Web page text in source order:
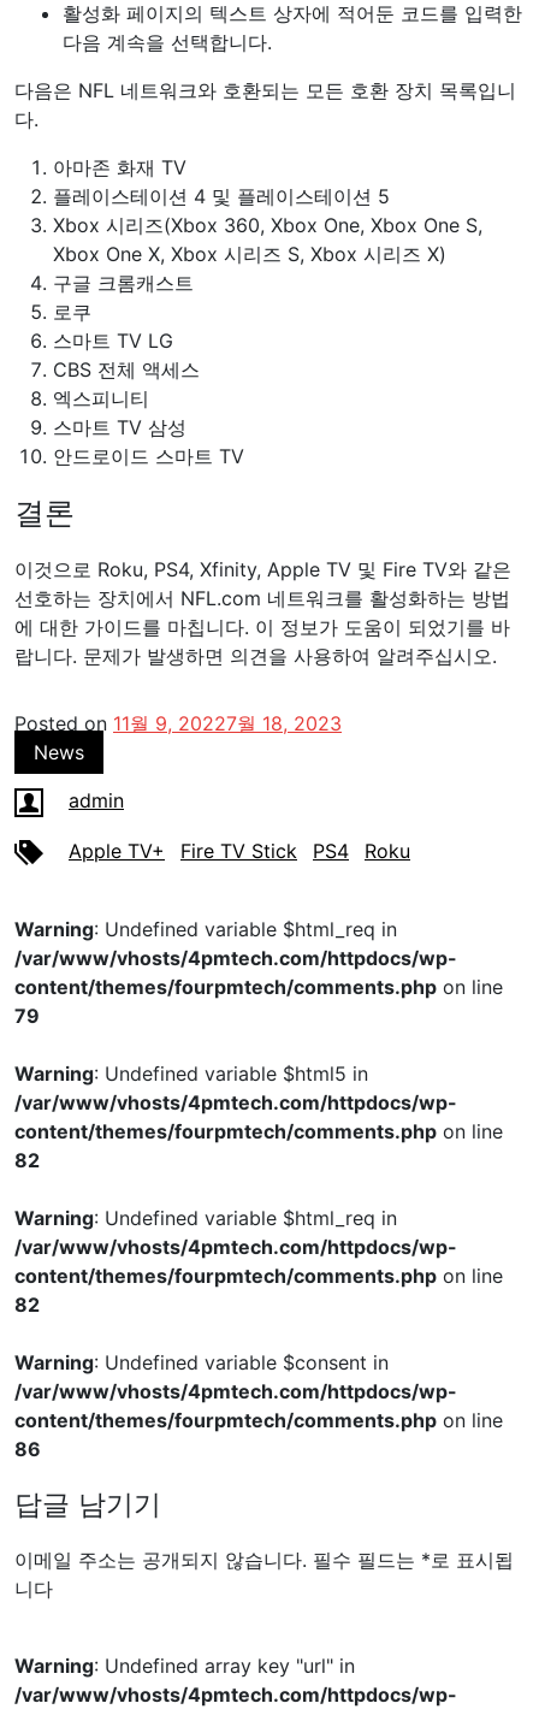
활성화 페이지의 텍스트 상자에 적어둔 코드를 입력한
다음 계속을 선택합니다.
다음은 NFL 네트워크와 호환되는 모든 호환 장치 목록입니
다.
아마존 화재 TV
플레이스테이션 4 및 플레이스테이션 5
Xbox 시리즈(Xbox 360, Xbox One, Xbox One S,
Xbox One X, Xbox 시리즈 S, Xbox 시리즈 X)
구글 크롬캐스트
로쿠
스마트 TV LG
CBS 전체 액세스
엑스피니티
스마트 TV 삼성
안드로이드 스마트 TV
결론
이것으로 Roku, PS4, Xfinity, Apple TV 및 Fire TV와 같은
선호하는 장치에서 NFL.com 네트워크를 활성화하는 방법
에 대한 가이드를 마칩니다. 이 정보가 도움이 되었기를 바
랍니다. 문제가 발생하면 의견을 사용하여 알려주십시오.
Posted on 11월 9, 20227월 18, 2023
News
admin
Apple TV+ Fire TV Stick PS4 Roku
Warning: Undefined variable $html_req in
/var/www/vhosts/4pmtech.com/httpdocs/wp-
content/themes/fourpmtech/comments.php on line
79
Warning: Undefined variable $html5 in
/var/www/vhosts/4pmtech.com/httpdocs/wp-
content/themes/fourpmtech/comments.php on line
82
Warning: Undefined variable $html_req in
/var/www/vhosts/4pmtech.com/httpdocs/wp-
content/themes/fourpmtech/comments.php on line
82
Warning: Undefined variable $consent in
/var/www/vhosts/4pmtech.com/httpdocs/wp-
content/themes/fourpmtech/comments.php on line
86
답글 남기기
이메일 주소는 공개되지 않습니다. 필수 필드는 *로 표시됩
니다
Warning: Undefined array key "url" in
/var/www/vhosts/4pmtech.com/httpdocs/wp-